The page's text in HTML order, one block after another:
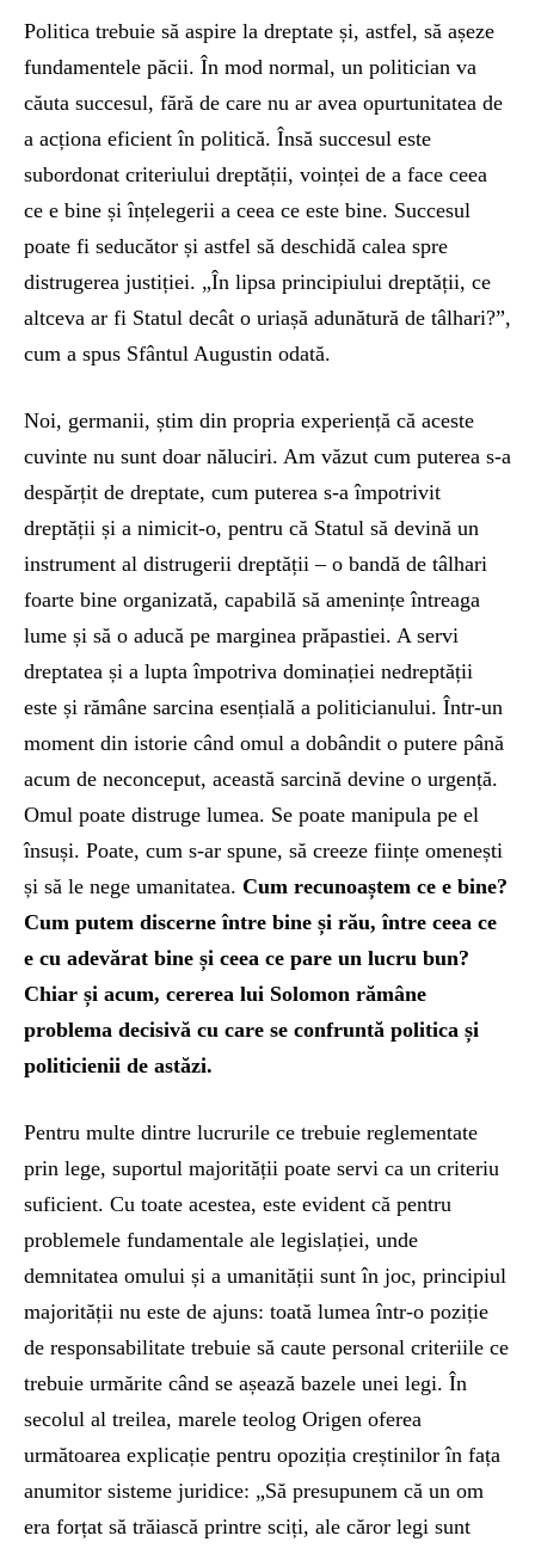
Politica trebuie să aspire la dreptate și, astfel, să așeze
fundamentele păcii. În mod normal, un politician va
căuta succesul, fără de care nu ar avea opurtunitatea de
a acționa eficient în politică. Însă succesul este
subordonat criteriului dreptății, voinței de a face ceea
ce e bine și înțelegerii a ceea ce este bine. Succesul
poate fi seducător și astfel să deschidă calea spre
distrugerea justiției. „În lipsa principiului dreptății, ce
altceva ar fi Statul decât o uriașă adunătură de tâlhari?”,
cum a spus Sfântul Augustin odată.
Noi, germanii, știm din propria experiență că aceste
cuvinte nu sunt doar năluciri. Am văzut cum puterea s-a
despărțit de dreptate, cum puterea s-a împotrivit
dreptății și a nimicit-o, pentru că Statul să devină un
instrument al distrugerii dreptății – o bandă de tâlhari
foarte bine organizată, capabilă să amenințe întreaga
lume și să o aducă pe marginea prăpastiei. A servi
dreptatea și a lupta împotriva dominației nedreptății
este și rămâne sarcina esențială a politicianului. Într-un
moment din istorie când omul a dobândit o putere până
acum de neconceput, această sarcină devine o urgență.
Omul poate distruge lumea. Se poate manipula pe el
însuși. Poate, cum s-ar spune, să creeze ființe omenești
și să le nege umanitatea. Cum recunoaștem ce e bine?
Cum putem discerne între bine și rău, între ceea ce
e cu adevărat bine și ceea ce pare un lucru bun?
Chiar și acum, cererea lui Solomon rămâne
problema decisivă cu care se confruntă politica și
politicienii de astăzi.
Pentru multe dintre lucrurile ce trebuie reglementate
prin lege, suportul majorității poate servi ca un criteriu
suficient. Cu toate acestea, este evident că pentru
problemele fundamentale ale legislației, unde
demnitatea omului și a umanității sunt în joc, principiul
majorității nu este de ajuns: toată lumea într-o poziție
de responsabilitate trebuie să caute personal criteriile ce
trebuie urmărite când se așează bazele unei legi. În
secolul al treilea, marele teolog Origen oferea
următoarea explicație pentru opoziția creștinilor în fața
anumitor sisteme juridice: „Să presupunem că un om
era forțat să trăiască printre sciți, ale căror legi sunt